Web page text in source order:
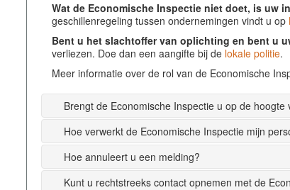
Wat de Economische Inspectie niet doet, is uw
geschillenregeling tussen ondernemingen vindt u op
Bent u het slachtoffer van oplichting en bent u
verliezen. Doe dan een aangifte bij de lokale politie.
Meer informatie over de rol van de Economische
Brengt de Economische Inspectie u op de
Hoe verwerkt de Economische Inspectie mijn
Hoe annuleert u een melding?
Kunt u rechtstreeks contact opnemen met de